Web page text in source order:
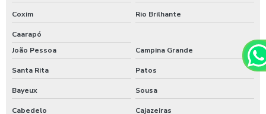
Coxim Rio Brilhante
Caarapó
João Pessoa
Campina Grande
Santa Rita Patos
Bayeux Sousa
Cabedelo Cajazeiras